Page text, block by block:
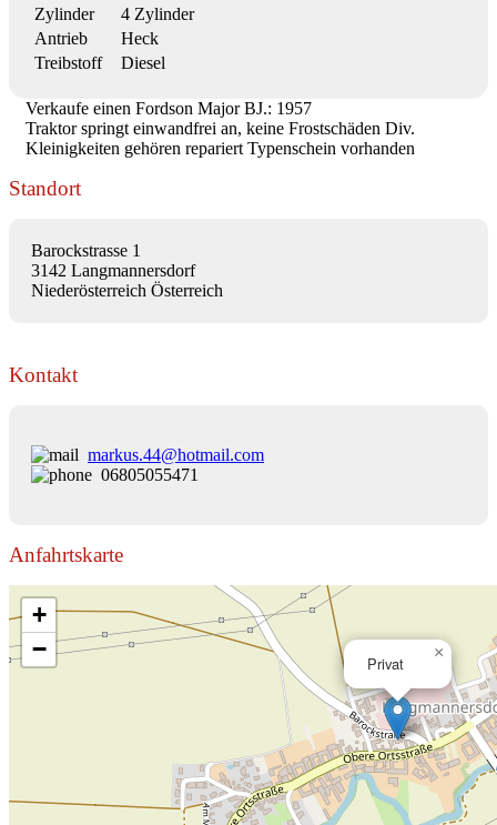
Zylinder
4 Zylinder
Antrieb
Heck
Treibstoff
Diesel
Verkaufe einen Fordson Major BJ.: 1957
Traktor springt einwandfrei an, keine Frostschäden Div.
Kleinigkeiten gehören repariert Typenschein vorhanden
Standort
Barockstrasse 1
3142 Langmannersdorf
Niederösterreich Österreich
Kontakt
markus.44@hotmail.com
06805055471
Anfahrtskarte
Privat
×
+
−